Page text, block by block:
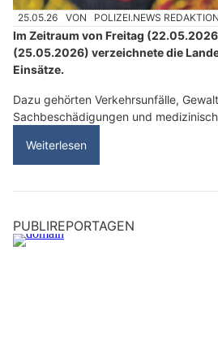
25.05.26 VON POLIZEI.NEWS REDAKTION
Im Zeitraum von Freitag
(25.05.2026) verzeichnete die
Einsätze.
Dazu gehörten Verkehrsunfälle,
Sachbeschädigungen und
Weiterlesen
PUBLIREPORTAGEN